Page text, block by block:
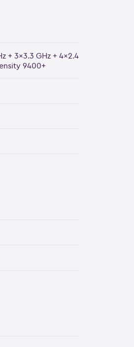
+ 3x3.3 GHz + 4x2.4
9400+